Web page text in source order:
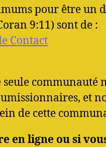
pour être un
9:11) sont de :
Contact
seule communauté
et
de cette
en ligne ou si